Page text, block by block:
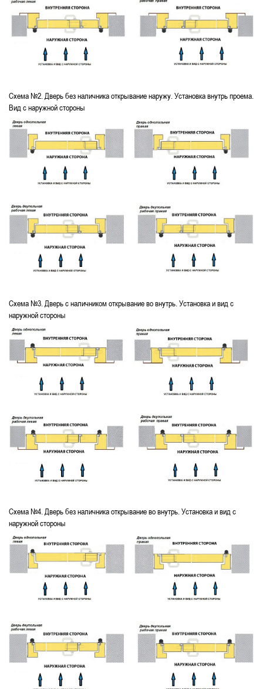
Схема №2. Дверь без наличника открывание наружу. Установка внутрь проема.
Вид с наружной стороны
Схема №3. Дверь с наличником открывание во внутрь. Установка и вид с
наружной стороны
Схема №4. Дверь без наличника открывание во внутрь. Установка и вид с
наружной стороны